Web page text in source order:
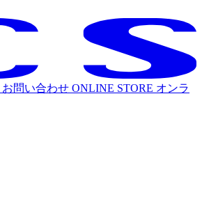
お問い合わせ ONLINE STORE オンラ